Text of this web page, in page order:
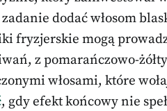
zadanie dodać włosom
fryzjerskie mogą
z pomarańczowo-
włosami, które
, gdy efekt końcowy nie